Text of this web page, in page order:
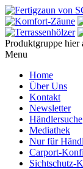
Produktgruppe hier
Menu
Home
Über Uns
Kontakt
Newsletter
Händlersuche
Mediathek
Nur für
Carport-
Sichtschutz-